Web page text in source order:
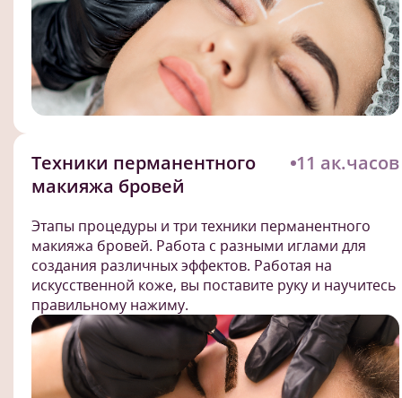
Техники перманентного
макияжа бровей
11 ак.часов
Этапы процедуры и три техники перманентного
макияжа бровей. Работа с разными иглами для
создания различных эффектов. Работая на
искусственной коже, вы поставите руку и научитесь
правильному нажиму.